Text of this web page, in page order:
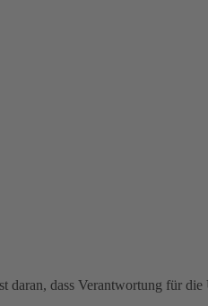
dass Verantwortung für